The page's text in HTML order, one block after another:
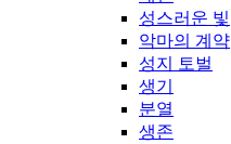
성스러운 빛
악마의 계약
성지 토벌
생기
분열
생존